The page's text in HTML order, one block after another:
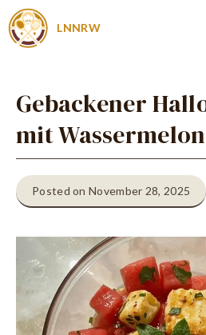
Zum
Inhalt
LNNRW
Gebackener
mit
Posted on November 28, 2025